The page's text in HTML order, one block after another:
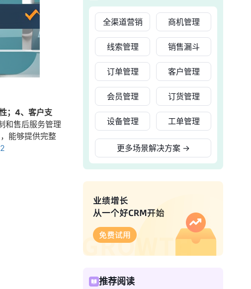
；4、客户支
和售后服务管理
能够提供完整
全渠道营销 商机管理
线索管理 销售漏斗
订单管理 客户管理
会员管理 订货管理
设备管理 工单管理
更多场景解决方案 →
推荐阅读